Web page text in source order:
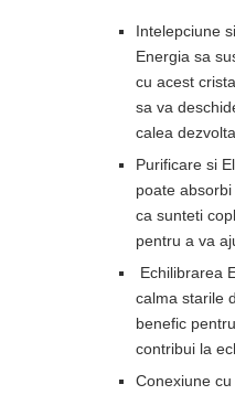
Intelepciune
Energia sa
cu acest
sa va
calea
Purificare si
poate
ca sunteti
pentru a va
Echilibrarea
calma starile
benefic
contribui la
Conexiune